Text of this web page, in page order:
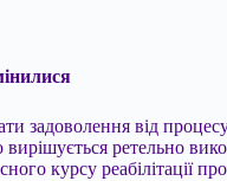
задоволення від
ретельно
курсу реабілітації